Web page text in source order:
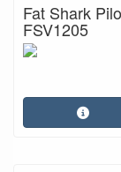
Fat Shark
FSV1205